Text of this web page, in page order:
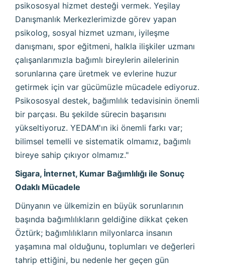
psikososyal hizmet desteği vermek. Yeşilay
Danışmanlık Merkezlerimizde görev yapan
psikolog, sosyal hizmet uzmanı, iyileşme
danışmanı, spor eğitmeni, halkla ilişkiler uzmanı
çalışanlarımızla bağımlı bireylerin ailelerinin
sorunlarına çare üretmek ve evlerine huzur
getirmek için var gücümüzle mücadele ediyoruz.
Psikososyal destek, bağımlılık tedavisinin önemli
bir parçası. Bu şekilde sürecin başarısını
yükseltiyoruz. YEDAM'ın iki önemli farkı var;
bilimsel temelli ve sistematik olmamız, bağımlı
bireye sahip çıkıyor olmamız."
Sigara, İnternet, Kumar Bağımlılığı ile Sonuç
Odaklı Mücadele
Dünyanın ve ülkemizin en büyük sorunlarının
başında bağımlılıkların geldiğine dikkat çeken
Öztürk; bağımlılıkların milyonlarca insanın
yaşamına mal olduğunu, toplumları ve değerleri
tahrip ettiğini, bu nedenle her geçen gün